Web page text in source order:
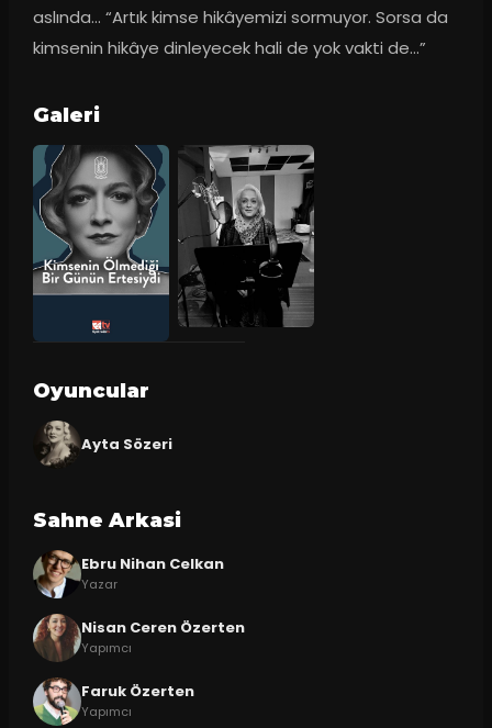
aslında… “Artık kimse hikâyemizi sormuyor. Sorsa da
kimsenin hikâye dinleyecek hali de yok vakti de…”
Galeri
Oyuncular
Ayta Sözeri
Sahne Arkasi
Ebru Nihan Celkan
Yazar
Nisan Ceren Özerten
Yapımcı
Faruk Özerten
Yapımcı